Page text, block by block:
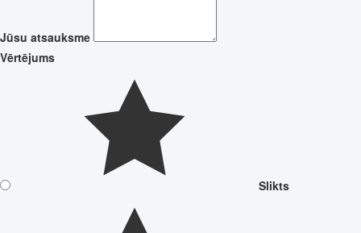
Jūsu atsauksme
Vērtējums
Slikts